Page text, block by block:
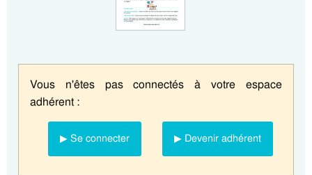
Vous n'êtes pas connectés à votre espace
adhérent :
▶ Se connecter ▶ Devenir adhérent